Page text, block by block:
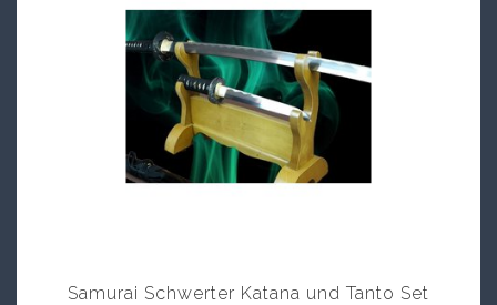
Samurai Schwerter Katana und Tanto Set